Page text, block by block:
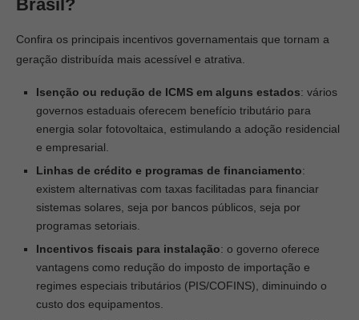
Brasil?
Confira os principais incentivos governamentais que tornam a
geração distribuída mais acessível e atrativa.
Isenção ou redução de ICMS em alguns estados: vários
governos estaduais oferecem benefício tributário para
energia solar fotovoltaica, estimulando a adoção residencial
e empresarial.
Linhas de crédito e programas de financiamento:
existem alternativas com taxas facilitadas para financiar
sistemas solares, seja por bancos públicos, seja por
programas setoriais.
Incentivos fiscais para instalação: o governo oferece
vantagens como redução do imposto de importação e
regimes especiais tributários (PIS/COFINS), diminuindo o
custo dos equipamentos.